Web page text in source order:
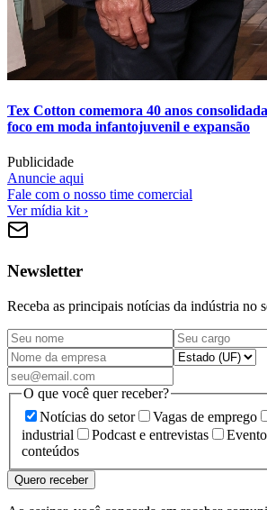
Tex Cotton comemora 40 anos
foco em moda infantojuvenil e expansão
Publicidade
Anuncie aqui
Fale com o nosso time comercial
Ver mídia kit ›
Newsletter
Receba as principais notícias da indústria no
O que você quer receber?
Notícias do setor
Vagas de emprego
industrial
Podcast e entrevistas
conteúdos
Quero receber